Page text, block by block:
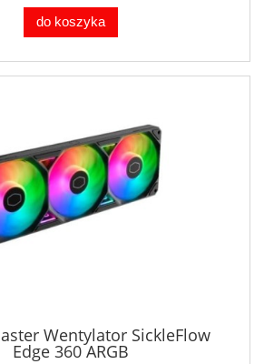
do koszyka
Wentylator SickleFlow
Edge 360 ARGB